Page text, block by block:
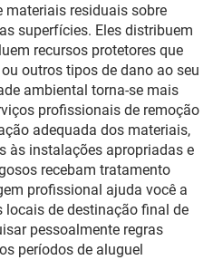
materiais residuais sobre
superfícies. Eles distribuem
recursos protetores que
outros tipos de dano ao seu
ambiental torna-se mais
profissionais de remoção
adequada dos materiais,
às instalações apropriadas e
recebam tratamento
profissional ajuda você a
de destinação final de
pessoalmente regras
períodos de aluguel